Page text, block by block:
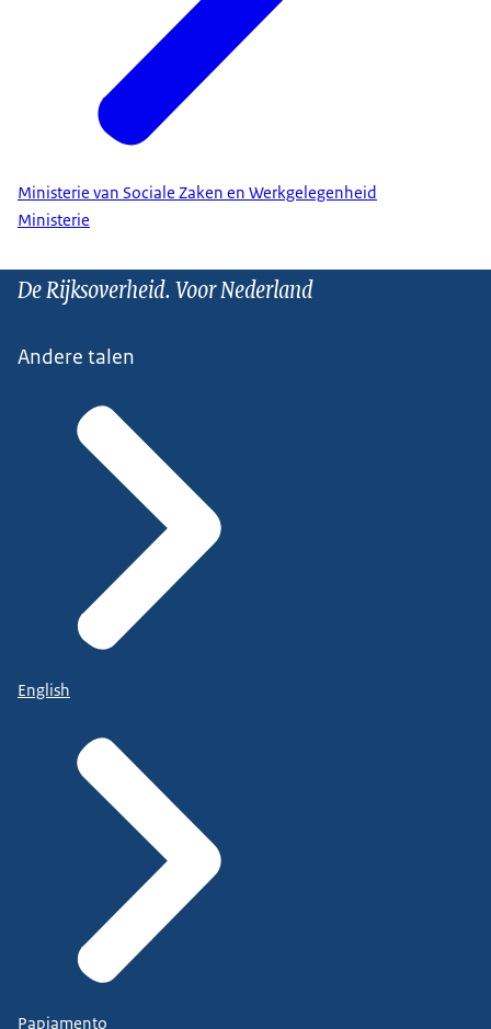
Ministerie van Sociale Zaken en Werkgelegenheid
Ministerie
De Rijksoverheid. Voor Nederland
Andere talen
English
Papiamento